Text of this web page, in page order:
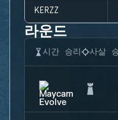
KERZZ
라운드
시간 승리 사살